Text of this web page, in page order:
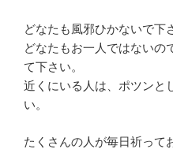
どなたも風邪ひかないで下
どなたもお一人ではないの
て下さい。
近くにいる人は、ポツンと
い。
たくさんの人が毎日祈って